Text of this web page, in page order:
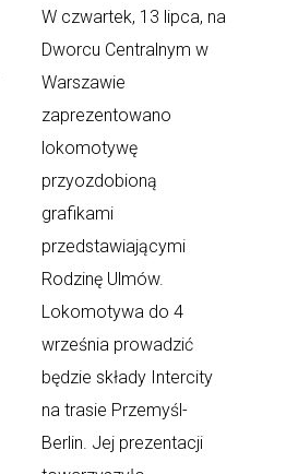
W czwartek, 13 lipca, na
Dworcu Centralnym w
Warszawie
zaprezentowano
lokomotywę
przyozdobioną
grafikami
przedstawiającymi
Rodzinę Ulmów.
Lokomotywa do 4
września prowadzić
będzie składy Intercity
na trasie Przemyśl-
Berlin. Jej prezentacji